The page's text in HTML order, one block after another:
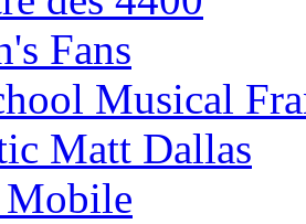
Fans
Musical
Matt Dallas